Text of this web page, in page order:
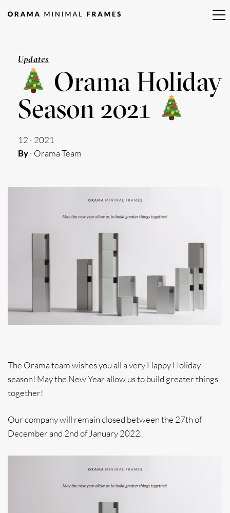
Updates
Orama Holiday
Season 2021
12 · 2021
By· Orama Team
The Orama team wishes you all a very Happy Holiday
season! May the New Year allow us to build greater things
together!
Our company will remain closed between the 27th of
December and 2nd of January 2022.